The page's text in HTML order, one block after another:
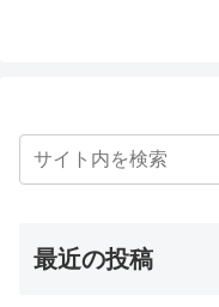
最近の投稿